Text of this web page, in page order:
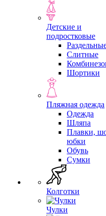
Детские и
подростковые
Слитные
Шортики
Пляжная одежда
Одежда
Шляпа
Плавки,
юбки
Обувь
Сумки
Колготки
Чулки